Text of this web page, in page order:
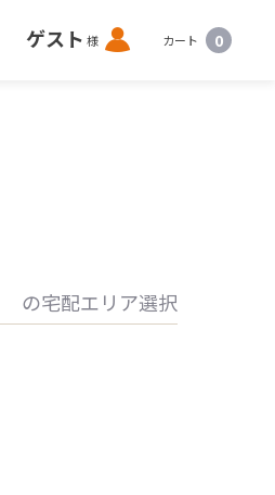
ゲスト 様 ロ
グ
カート 0
の宅配エリア選択